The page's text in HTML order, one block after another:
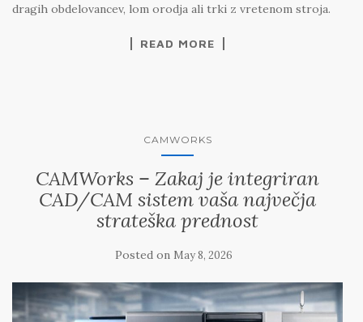
dragih obdelovancev, lom orodja ali trki z vretenom stroja.
READ MORE
CAMWORKS
CAMWorks – Zakaj je integriran
CAD/CAM sistem vaša največja
strateška prednost
Posted on May 8, 2026